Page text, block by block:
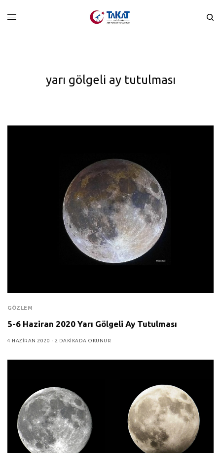
yarı gölgeli ay tutulması
GÖZLEM
5-6 Haziran 2020 Yarı Gölgeli Ay Tutulması
4 HAZIRAN 2020 2 DAKIKADA OKUNUR